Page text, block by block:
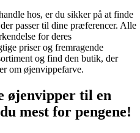
hos, er du sikker på at finde
passer til dine præferencer. Alle
for deres
priser og fremragende
og find den butik, der
om øjenvippefarve.
øjenvipper til en
mest for pengene!